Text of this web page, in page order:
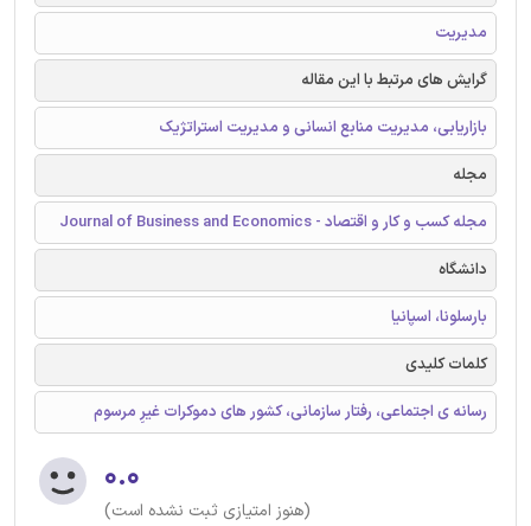
مدیریت
گرایش های مرتبط با این مقاله
بازاریابی، مدیریت منابع انسانی و مدیریت استراتژیک
مجله
مجله کسب و کار و اقتصاد - Journal of Business and Economics
دانشگاه
بارسلونا، اسپانیا
کلمات کلیدی
رسانه ی اجتماعی، رفتار سازمانی، کشور های دموکرات غیرِ مرسوم
۰.۰
(هنوز امتیازی ثبت نشده است)